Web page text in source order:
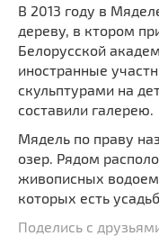
В 2013 году в
дереву, в ктором
Белорусской
иностранные
скульптурами на
составили галерею.
Мядель по праву
озер. Рядом
живописных
которых есть
Поделись с